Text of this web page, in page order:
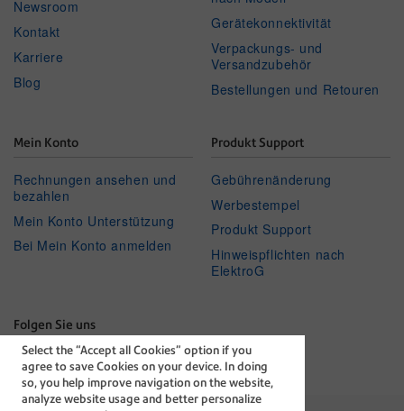
Select the “Accept all Cookies” option if you
agree to save Cookies on your device. In doing
so, you help improve navigation on the website,
analyze website usage and better personalize
Newsroom
Kontakt
Karriere
Blog
Gerätekonnektivität
Verpackungs- und
Versandzubehör
Bestellungen und Retouren
Mein Konto
Rechnungen ansehen und
bezahlen
Mein Konto Unterstützung
Bei Mein Konto anmelden
Produkt Support
Gebührenänderung
Werbestempel
Produkt Support
Hinweispflichten nach
ElektroG
Folgen Sie uns
Facebook
LinkedinTwitterYoutube